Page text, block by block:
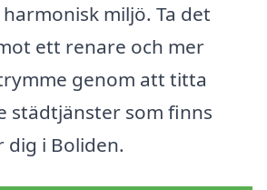
miljö. Ta det
ett renare och mer
genom att titta
städtjänster som finns
i Boliden.